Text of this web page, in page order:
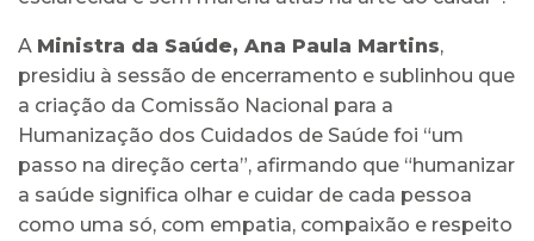
A Ministra da Saúde, Ana Paula Martins,
presidiu à sessão de encerramento e sublinhou que
a criação da Comissão Nacional para a
Humanização dos Cuidados de Saúde foi “um
passo na direção certa”, afirmando que “humanizar
a saúde significa olhar e cuidar de cada pessoa
como uma só, com empatia, compaixão e respeito